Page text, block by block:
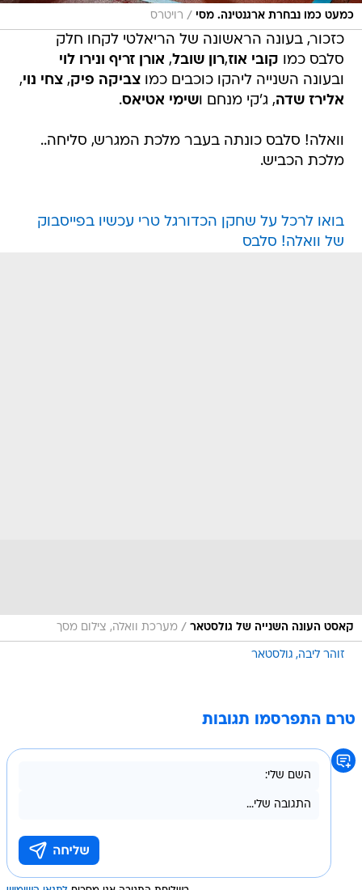
כמעט כמו נבחרת ארגנטינה. מסי / רויטרס
כזכור, בעונה הראשונה של הריאלטי לקחו חלק
סלבס כמו קובי אוז,רון שובל, אורן זריף ונירו לוי
ובעונה השנייה ליהקו כוכבים כמוצביקה פיק,צחי נוי,
אלירז שדה, ג'קי מנחם ושימי אטיאס.
וואלה! סלבס כונתה בעבר מלכת המגרש, סליחה..
מלכת הכביש.
בואו לרכל על שחקן הכדורגל טרי עכשיו בפייסבוק
של וואלה! סלבס
קאסט העונה השנייה של גולסטאר / מערכת וואלה, צילום מסך
זוהר ליבה גולסטאר
טרם התפרסמו תגובות